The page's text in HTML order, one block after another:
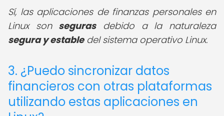
Sí, las aplicaciones de finanzas personales en
Linux son segurasdebido a la naturaleza
segura y establedel sistema operativo Linux.
3. ¿Puedo sincronizar datos
financieros con otras plataformas
utilizando estas aplicaciones en